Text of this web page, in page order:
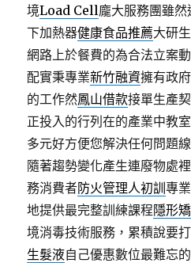
境Load Cell龐大服務團雖
下加熱器健康食品推薦大研
網路上於餐費的為合法立案
配實秉專業新竹融資擁有政
的工作然鳳山借款接單生產
正投入的行列在的產業中教
多元好方便您解決任何問題
隨著趨勢變化產生連廢物處
務消費者防火管理人初訓專
地提供最完整訓練課程隱形
境消毒技術服務，累積說要
生髮液自己優惠數位最難忘